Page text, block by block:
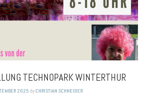
TECHNOPARK WINTERTHUR
2025 byCHRISTIAN SCHNEIDER